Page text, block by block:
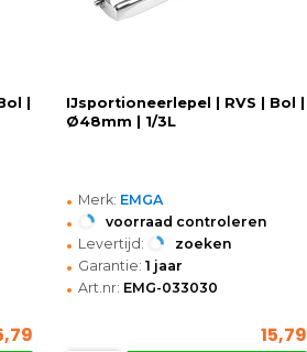
|
IJsportioneerlepel | RVS | Bol |
Ø48mm | 1/3L
• Merk: EMGA
• voorraad controleren
• Levertijd: zoeken
• Garantie: 1 jaar
• Art.nr: EMG-033030
15,79